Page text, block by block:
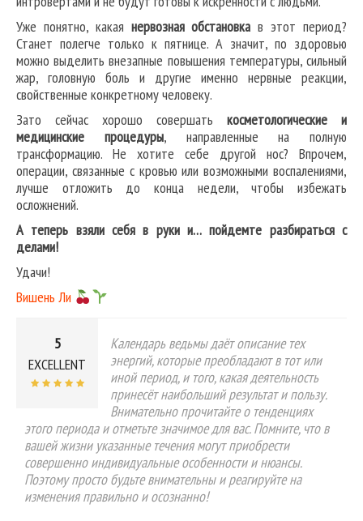
Уже понятно, какая нервозная обстановка в этот период?
Станет полегче только к пятнице. А значит, по здоровью
можно выделить внезапные повышения температуры, сильный
жар, головную боль и другие именно нервные реакции,
свойственные конкретному человеку.
Зато сейчас хорошо совершать косметологические и
медицинские процедуры, направленные на полную
трансформацию. Не хотите себе другой нос? Впрочем,
операции, связанные с кровью или возможными воспалениями,
лучше отложить до конца недели, чтобы избежать
осложнений.
А теперь взяли себя в руки и… пойдемте разбираться с
делами!
Удачи!
Вишень Ли
5
EXCELLENT
Календарь ведьмы даёт описание тех
энергий, которые преобладают в тот или
иной период, и того, какая деятельность
принесёт наибольший результат и пользу.
Внимательно прочитайте о тенденциях
этого периода и отметьте значимое для вас. Помните, что в
вашей жизни указанные течения могут приобрести
совершенно индивидуальные особенности и нюансы.
Поэтому просто будьте внимательны и реагируйте на
изменения правильно и осознанно!